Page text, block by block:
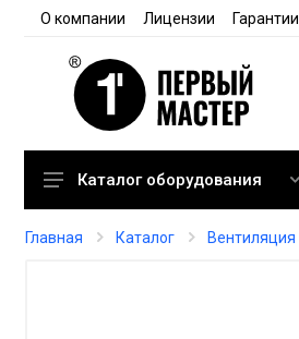
О компании Лицензии Гарантии
Кондиционирование
Каталог оборудования
Главная Каталог Вентиляция